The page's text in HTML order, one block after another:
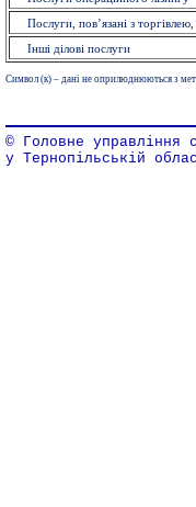
Послуги, пов’язані з
Інші ділові послуги
Символ (к) – дані не оприлюднюються з
© Головне управління
у Тернопільській